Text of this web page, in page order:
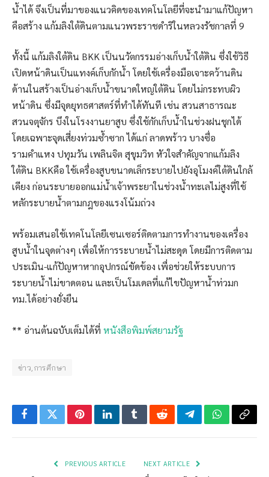
น้ำได้ จึงเป็นที่มาของแนวคิดของเทคโนโลยีที่จะนำมาแก้ปัญหา
คือสร้าง แก้มลิงใต้ดินตามแนวพระราชดำริในหลวงรัชกาลที่ 9
ทั้งนี้ แก้มลิงใต้ดิน BKK เป็นนวัตกรรมอ่างเก็บน้ำใต้ดิน ซึ่งใช้วิธี
เปิดหน้าดินเป็นแทงค์เก็บกักน้ำ โดยใช้เครื่องมือเจาะคว้านดิน
ด้านในสร้างเป็นอ่างเก็บน้ำขนาดใหญ่ใต้ดิน โดยไม่กระทบผิว
หน้าดิน ซึ่งมีจุดยุทธศาสตร์ที่ทำได้ทันที เช่น สวนสาธารณะ
สวนจตุจักร บึงในโรงงานยาสูบ ซึ่งใช้กักเก็บน้ำในช่วงฝนชุกได้
โดยเฉพาะจุดเสี่ยงท่วมซ้ำซาก ได้แก่ ลาดพร้าว บางซื่อ
รามคำแหง ปทุมวัน เพลินจิต สุขุมวิท หัวใจสำคัญจากแก้มลิง
ใต้ดิน BKKคือ ใช้เครื่องสูบขนาดเล็กระบายไปยังอุโมงค์ใต้ดินใกล้
เคียง ก่อนระบายออกแม่น้ำเจ้าพระยาในช่วงน้ำทะเลไม่สูงที่ใช้
หลักระบายน้ำตามกฎของแรงโน้มถ่วง
พร้อมเสนอใช้เทคโนโลยีเซนเซอร์ติดตามการทำงานของเครื่อง
สูบน้ำในจุดต่างๆ เพื่อให้การระบายน้ำไม่สะดุด โดยมีการติดตาม
ประเมิน-แก้ปัญหาหากอุปกรณ์ขัดข้อง เพื่อช่วยให้ระบบการ
ระบายน้ำไม่ขาดตอน และเป็นโมเดลที่แก้ไขปัญหาน้ำท่วมก
ทม.ได้อย่างยั่งยืน
** อ่านต้นฉบับเต็มได้ที่ หนังสือพิมพ์สยามรัฐ
ข่าว,การศึกษา
FacebookTwitterPinterestLinkedInTumblrRedditTelegramWhatsApp
Copy
PREVIOUS ARTICLE NEXT ARTICLE